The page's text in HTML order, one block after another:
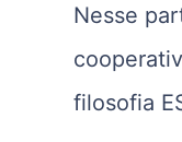
Nesse
filosofia